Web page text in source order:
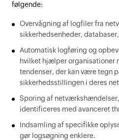
følgende:
Overvågning af logfiler fra
sikkerhedsenheder,
Automatisk logføring og
hvilket hjælper organisationer
tendenser, der kan være tegn
sikkerhedsstillingen i deres
Sporing af
identificeres med avanceret
Indsamling af specifikke
gør logsøgning enklere.